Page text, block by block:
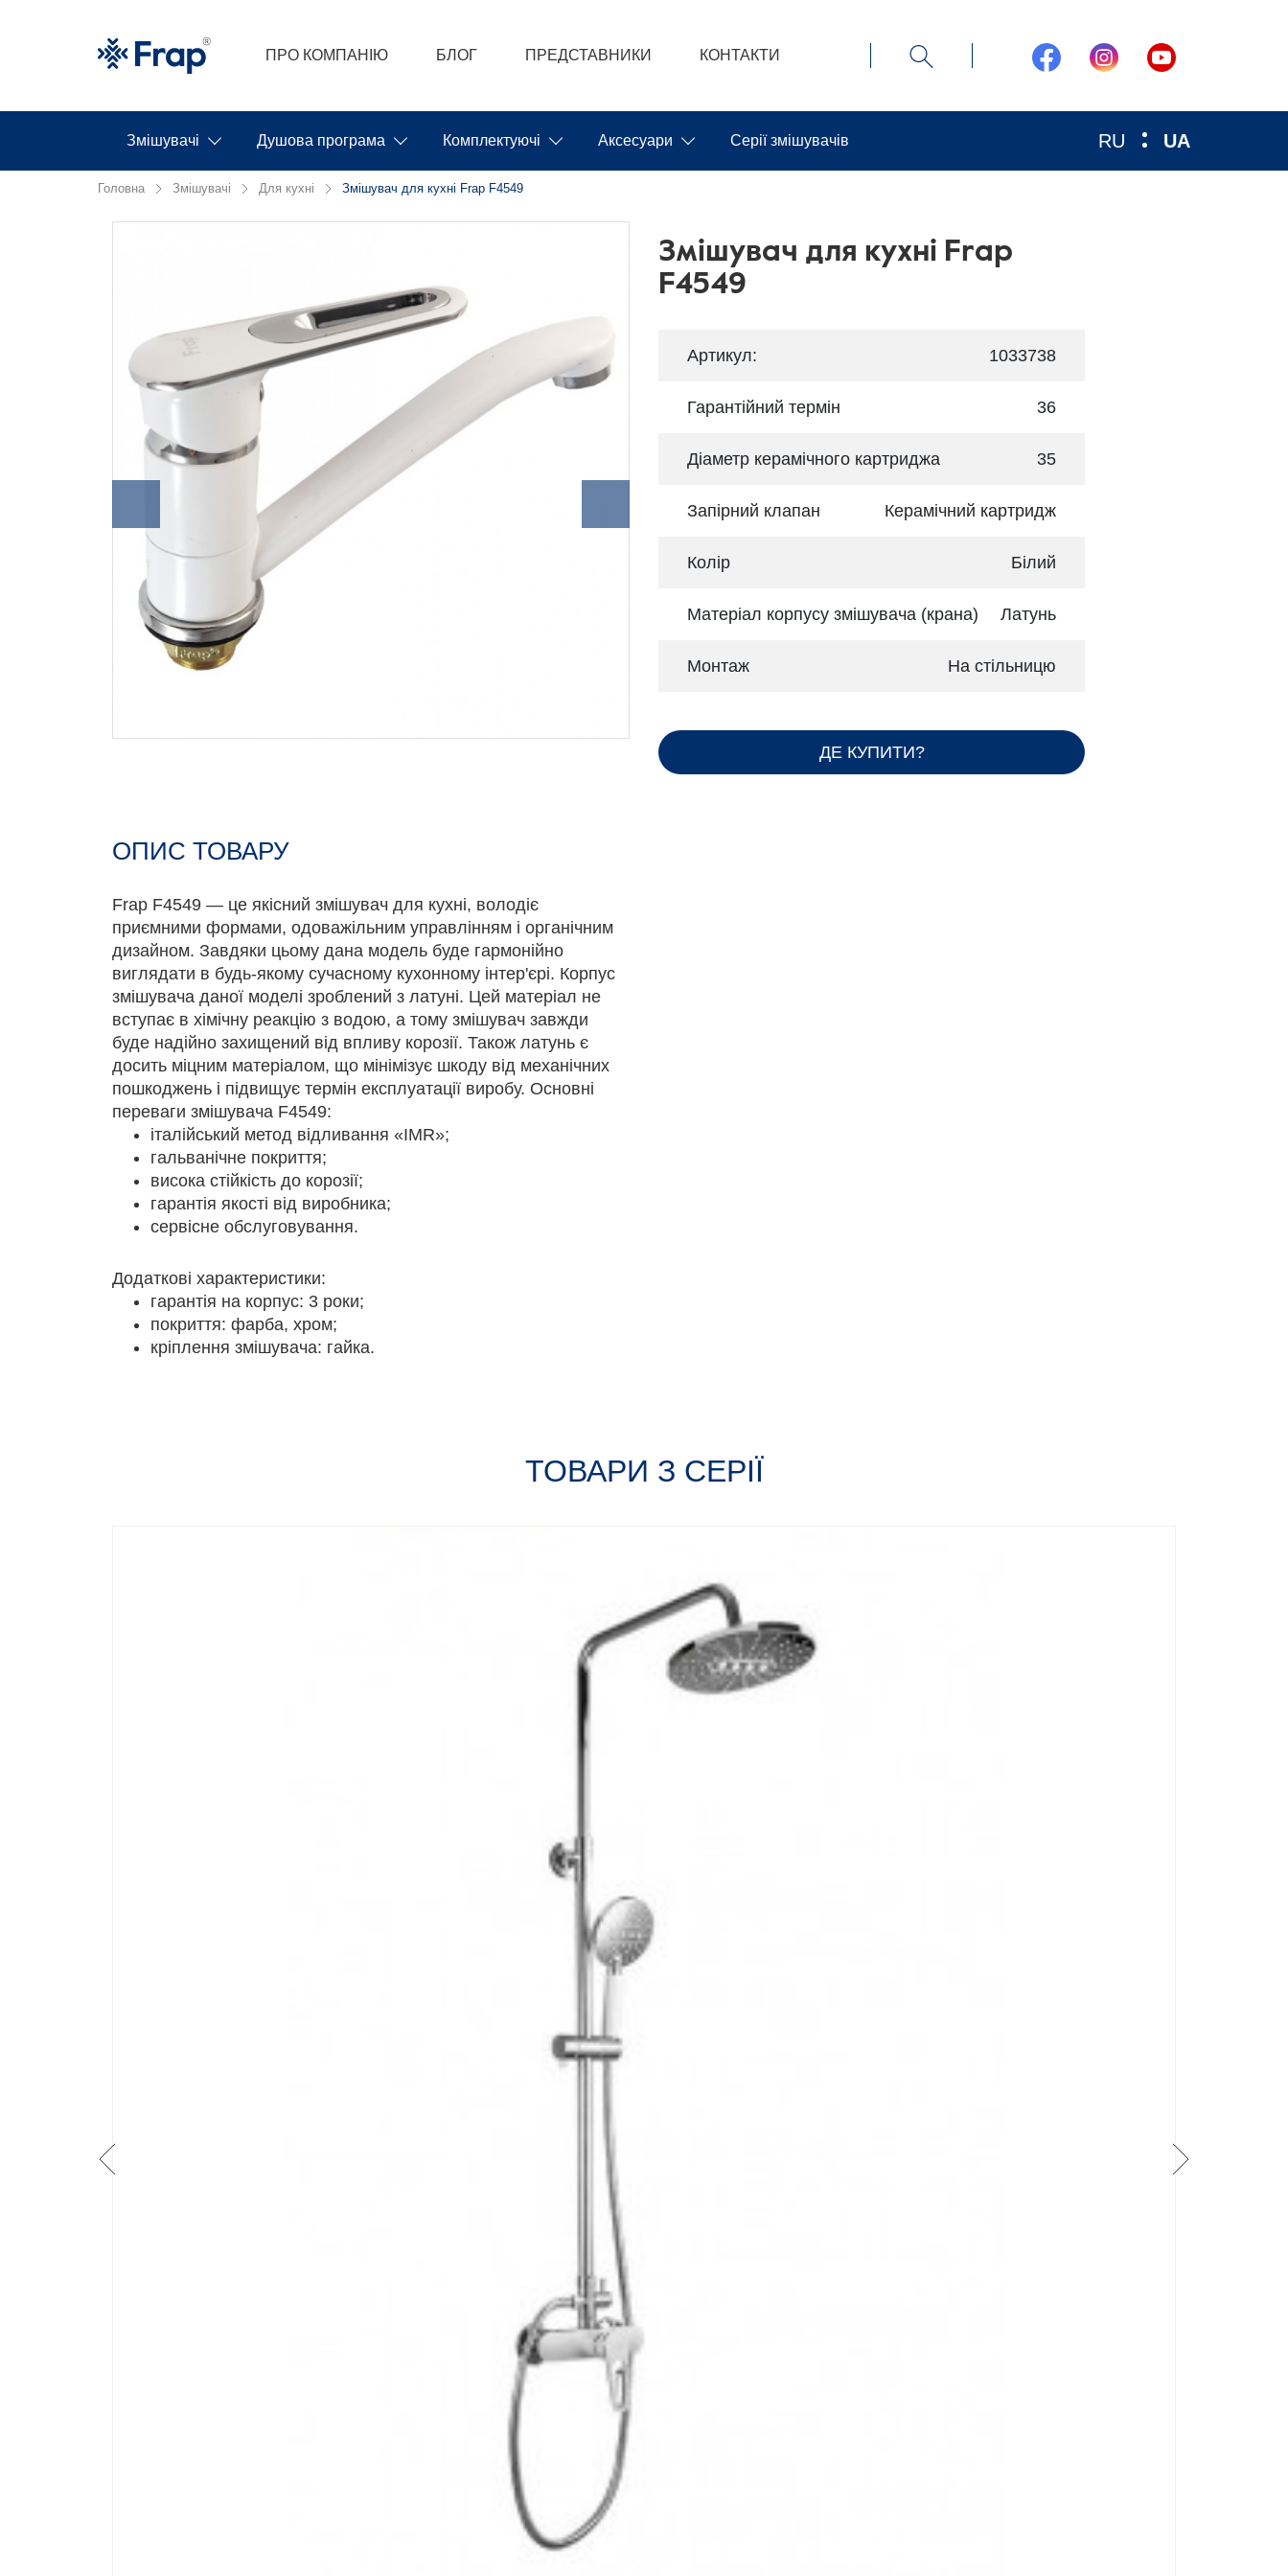
ПРО КОМПАНІЮ БЛОГ ПРЕДСТАВНИКИ КОНТАКТИ
RU UA
Змішувачі Душова програма Комплектуючі Аксесуари Серії змішувачів
Головна Змішувачі Для кухні Змішувач для кухні Frap F4549
ОПИС ТОВАРУ
Frap F4549 — це якісний змішувач для кухні, володіє
приємними формами, одоважільним управлінням і органічним
дизайном. Завдяки цьому дана модель буде гармонійно
виглядати в будь-якому сучасному кухонному інтер'єрі. Корпус
змішувача даної моделі зроблений з латуні. Цей матеріал не
вступає в хімічну реакцію з водою, а тому змішувач завжди
буде надійно захищений від впливу корозії. Також латунь є
досить міцним матеріалом, що мінімізує шкоду від механічних
пошкоджень і підвищує термін експлуатації виробу. Основні
переваги змішувача F4549:
італійський метод відливання «IMR»;
гальванічне покриття;
висока стійкість до корозії;
гарантія якості від виробника;
сервісне обслуговування.
Додаткові характеристики:
гарантія на корпус: 3 роки;
покриття: фарба, хром;
кріплення змішувача: гайка.
Змішувач для кухні Frap
F4549
Артикул: 1033738
Гарантійний термін 36
Діаметр керамічного картриджа 35
Запірний клапан Керамічний картридж
Колір Білий
Матеріал корпусу змішувача (крана) Латунь
Монтаж На стільницю
ДЕ КУПИТИ?
ТОВАРИ З СЕРІЇ